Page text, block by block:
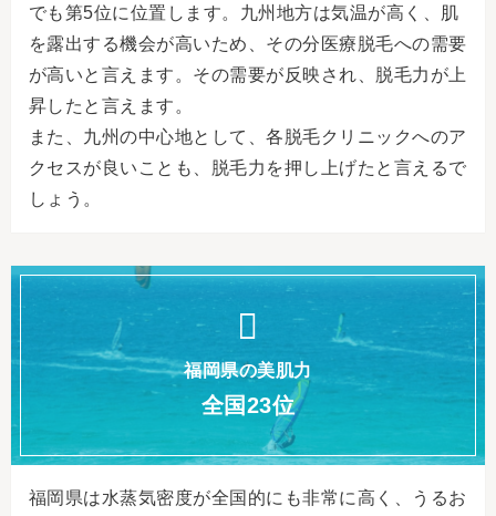
でも第5位に位置します。九州地方は気温が高く、肌
を露出する機会が高いため、その分医療脱毛への需要
が高いと言えます。その需要が反映され、脱毛力が上
昇したと言えます。
また、九州の中心地として、各脱毛クリニックへのア
クセスが良いことも、脱毛力を押し上げたと言えるで
しょう。
福岡県の美肌力
全国23位
福岡県は水蒸気密度が全国的にも非常に高く、うるお